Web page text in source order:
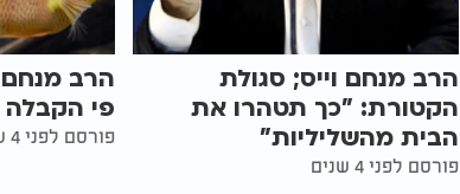
הרב מנחם וייס; סגולת
הקטורת: "כך תטהרו את
הבית מהשליליות"
פורסם לפני 4 שנים
הרב מנחם
פי הקבלה
פורסם לפני 4 שנים